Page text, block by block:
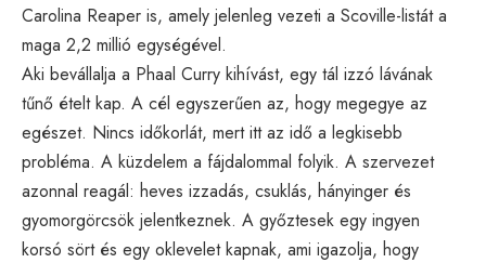
Carolina Reaper is, amely jelenleg vezeti a Scoville-listát a
maga 2,2 millió egységével.
Aki bevállalja a Phaal Curry kihívást, egy tál izzó lávának
tűnő ételt kap. A cél egyszerűen az, hogy megegye az
egészet. Nincs időkorlát, mert itt az idő a legkisebb
probléma. A küzdelem a fájdalommal folyik. A szervezet
azonnal reagál: heves izzadás, csuklás, hányinger és
gyomorgörcsök jelentkeznek. A győztesek egy ingyen
korsó sört és egy oklevelet kapnak, ami igazolja, hogy